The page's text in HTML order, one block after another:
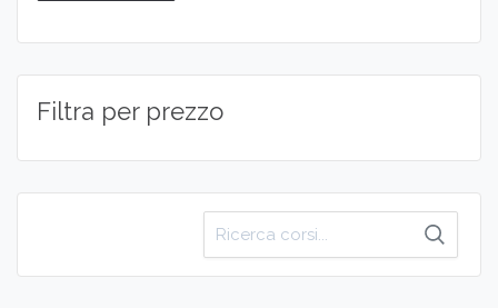
Cerca
per:
Filtra per prezzo